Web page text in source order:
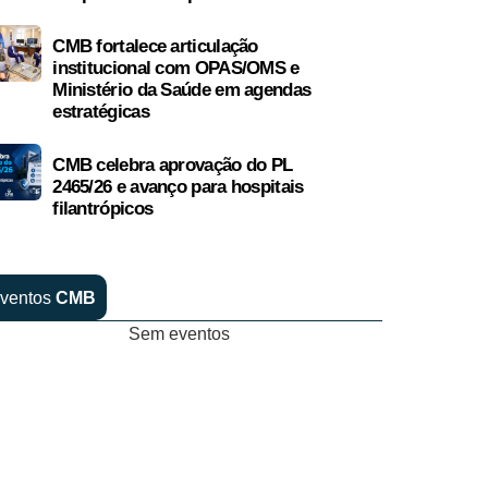
CMB fortalece articulação
institucional com OPAS/OMS e
Ministério da Saúde em agendas
estratégicas
CMB celebra aprovação do PL
2465/26 e avanço para hospitais
filantrópicos
CMB
Sem eventos